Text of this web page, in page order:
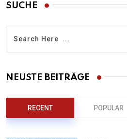
SUCHE
NEUSTE BEITRÄGE
RECENT POPULAR